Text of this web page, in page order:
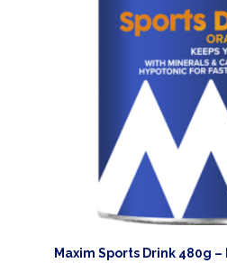
Maxim Sports Drink 480g